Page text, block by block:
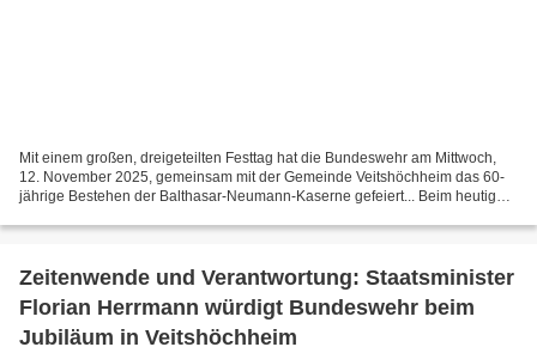
Mit einem großen, dreigeteilten Festtag hat die Bundeswehr am Mittwoch,
12. November 2025, gemeinsam mit der Gemeinde Veitshöchheim das 60-
jährige Bestehen der Balthasar-Neumann-Kaserne gefeiert... Beim heutigen
Zeitenwende und Verantwortung: Staatsminister
Florian Herrmann würdigt Bundeswehr beim
Jubiläum in Veitshöchheim